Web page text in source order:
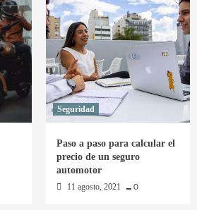
Seguridad
Paso a paso para calcular el
precio de un seguro
automotor
11 agosto, 2021 0